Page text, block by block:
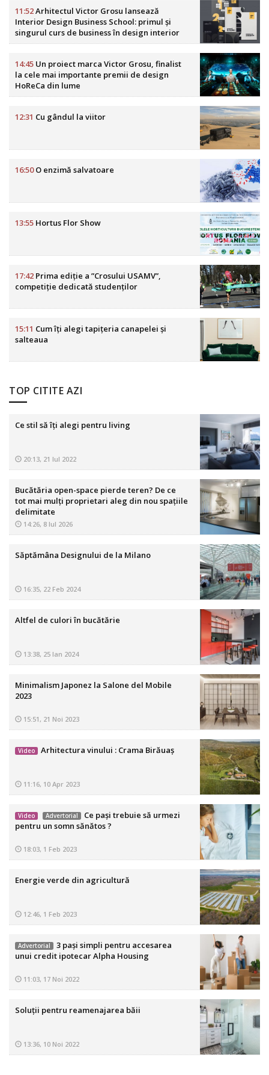
11:52Arhitectul Victor Grosu lansează
Interior Design Business School: primul și
singurul curs de business în design interior
din România
14:45 Un proiect marca Victor Grosu, finalist
la cele mai importante premii de design
HoReCa din lume
12:31 Cu gândul la viitor
16:50O enzimă salvatoare
13:55 Hortus Flor Show
17:42 Prima ediție a ”Crosului USAMV”,
competiție dedicată studenților
15:11 Cum îți alegi tapițeria canapelei și
salteaua
TOP CITITE AZI
Ce stil să îți alegi pentru living
20:13, 21 Iul 2022
Bucătăria open-space pierde teren? De ce
tot mai mulți proprietari aleg din nou spațiile
delimitate
14:26, 8 Iul 2026
Săptămâna Designului de la Milano
16:35, 22 Feb 2024
Altfel de culori în bucătărie
13:38, 25 Ian 2024
Minimalism Japonez la Salone del Mobile
2023
15:51, 21 Noi 2023
Video Arhitectura vinului : Crama Birăuaș
11:16, 10 Apr 2023
Video Advertorial
Ce pași trebuie să urmezi
pentru un somn sănătos ?
18:03, 1 Feb 2023
Energie verde din agricultură
12:46, 1 Feb 2023
Advertorial
3 pași simpli pentru accesarea
unui credit ipotecar Alpha Housing
11:03, 17 Noi 2022
Soluții pentru reamenajarea băii
13:36, 10 Noi 2022